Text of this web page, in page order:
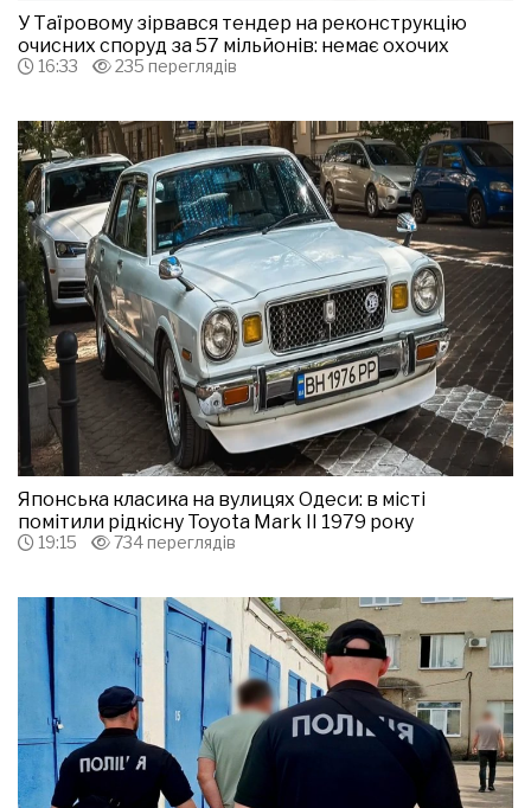
У Таїровому зірвався тендер на реконструкцію
очисних споруд за 57 мільйонів: немає охочих
16:33 235 переглядів
Японська класика на вулицях Одеси: в місті
помітили рідкісну Toyota Mark II 1979 року
19:15 734 переглядів